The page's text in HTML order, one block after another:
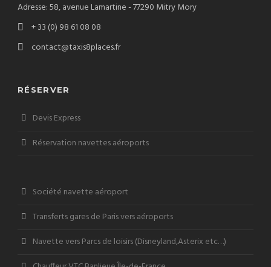
Adresse: 58, avenue Lamartine - 77290 Mitry Mory
+ 33 (0) 98 61 08 08
contact@taxis8places.fr
RÉSERVER
Devis Express
Réservation navettes aéroports
Société navette aéroport
Transferts gares de Paris vers aéroports
Navette vers Parcs de loisirs (Disneyland,Asterix etc…)